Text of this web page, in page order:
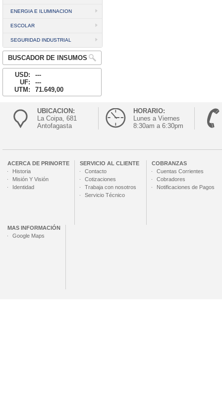
ENERGIA E ILUMINACION
ESCOLAR
SEGURIDAD INDUSTRIAL
BUSCADOR DE INSUMOS
USD:
---
UF:
---
UTM:
71.649,00
UBICACION:
La Coipa, 681
Antofagasta
HORARIO:
Lunes a Viernes
8:30am a 6:30pm
ACERCA DE PRINORTE
Historia
Misión Y Visión
Identidad
SERVICIO AL CLIENTE
Contacto
Cotizaciones
Trabaja con nosotros
Servicio Técnico
COBRANZAS
Cuentas Corrientes
Cobradores
Notificaciones de Pagos
MAS INFORMACIÓN
Google Maps